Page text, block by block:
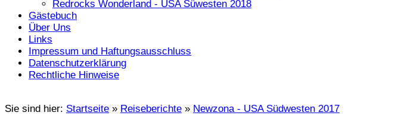
Redrocks Wonderland - USA Süwesten 2018
Gästebuch
Über Uns
Links
Impressum und Haftungsausschluss
Datenschutzerklärung
Rechtliche Hinweise
Sie sind hier: Startseite » Reiseberichte » Newzona - USA Südwesten 2017